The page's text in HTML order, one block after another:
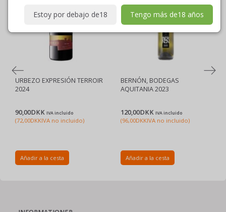
URBEZO EXPRESIÓN TERROIR
2024
90,00DKK IVA incluido
(72,00DKKIVA no incluido)
Añadir a la cesta
BERNÓN, BODEGAS
AQUITANIA 2023
120,00DKK IVA incluido
(96,00DKKIVA no incluido)
Añadir a la cesta
Estoy por debajo de18 Tengo más de18 años